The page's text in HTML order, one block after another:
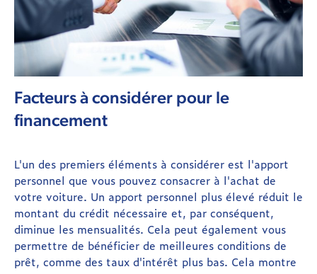
Facteurs à considérer pour le
financement
L'un des premiers éléments à considérer est l'apport
personnel que vous pouvez consacrer à l'achat de
votre voiture. Un apport personnel plus élevé réduit le
montant du crédit nécessaire et, par conséquent,
diminue les mensualités. Cela peut également vous
permettre de bénéficier de meilleures conditions de
prêt, comme des taux d'intérêt plus bas. Cela montre